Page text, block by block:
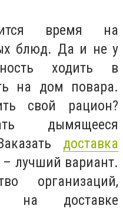
время на
блюд. Да и не у
ходить в
на дом повара.
свой рацион?
дымящееся
доставка
– лучший вариант.
организаций,
на доставке